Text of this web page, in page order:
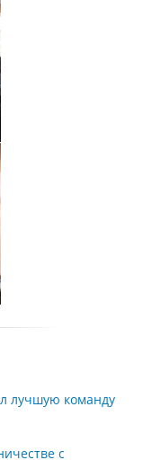
лучшую команду
с